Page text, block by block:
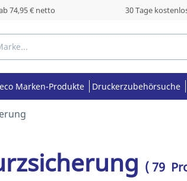
74,95 € netto 30 Tage
Marken-Produkte Druckerzubehörsuche
( 79